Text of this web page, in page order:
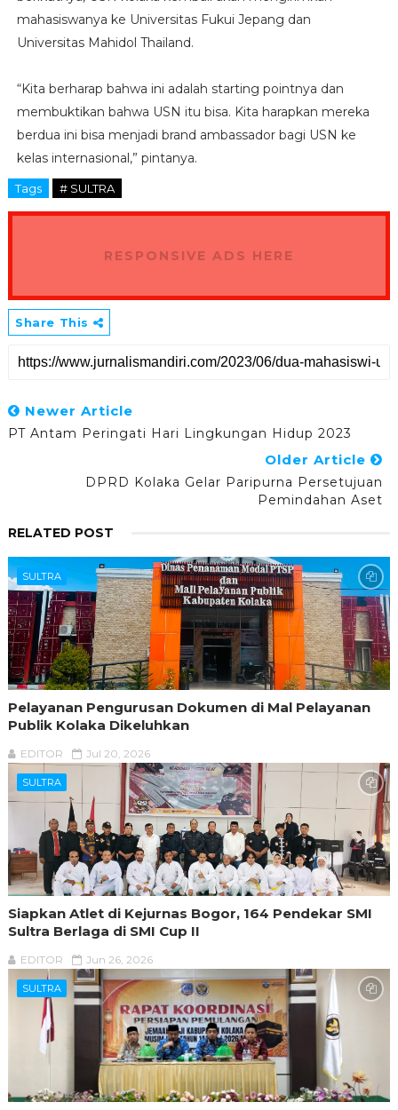
mahasiswanya ke Universitas Fukui Jepang dan
Universitas Mahidol Thailand.
“Kita berharap bahwa ini adalah starting pointnya dan
membuktikan bahwa USN itu bisa. Kita harapkan mereka
berdua ini bisa menjadi brand ambassador bagi USN ke
kelas internasional,” pintanya.
Tags # SULTRA
RESPONSIVE ADS HERE
Share This
Newer Article
PT Antam Peringati Hari Lingkungan Hidup 2023
Older Article
DPRD Kolaka Gelar Paripurna Persetujuan
Pemindahan Aset
RELATED POST
SULTRA
Pelayanan Pengurusan Dokumen di Mal Pelayanan
Publik Kolaka Dikeluhkan
EDITOR Jul 20, 2026
SULTRA
Siapkan Atlet di Kejurnas Bogor, 164 Pendekar SMI
Sultra Berlaga di SMI Cup II
EDITOR Jun 26, 2026
SULTRA